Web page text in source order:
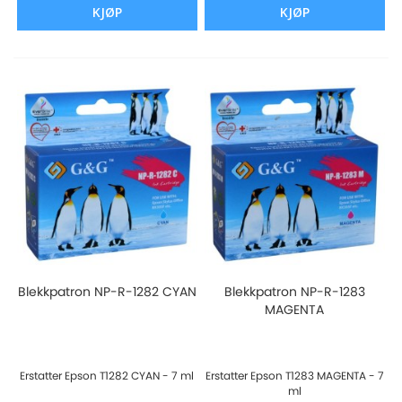
KJØP KJØP
Blekkpatron NP-R-1282 CYAN
Erstatter Epson T1282 CYAN - 7 ml
Blekkpatron NP-R-1283
MAGENTA
Erstatter Epson T1283 MAGENTA - 7
ml